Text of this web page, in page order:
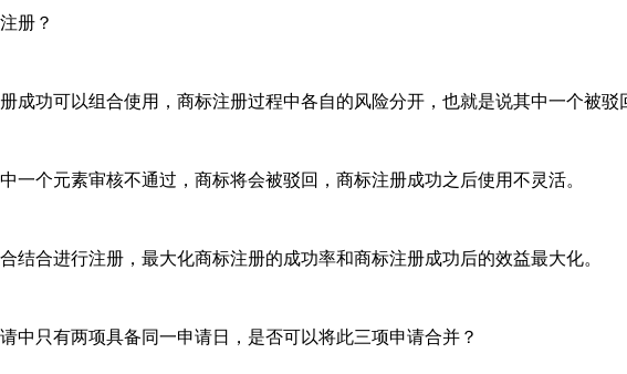
册？
功可以组合使用，商标注册过程中各自的风险分开，也就是说其中一个被驳
个元素审核不通过，商标将会被驳回，商标注册成功之后使用不灵活。
合进行注册，最大化商标注册的成功率和商标注册成功后的效益最大化。
只有两项具备同一申请日，是否可以将此三项申请合并？